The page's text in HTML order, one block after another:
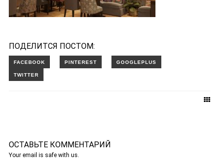
ПОДЕЛИТСЯ ПОСТОМ:
ОСТАВЬТЕ КОММЕНТАРИЙ
Your email is safe with us.